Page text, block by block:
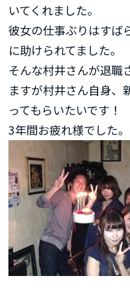
いてくれました。
彼女の仕事ぶりはすば
に助けられてました。
そんな村井さんが退職
ますが村井さん自身、
ってもらいたいです！
3年間お疲れ様でした。